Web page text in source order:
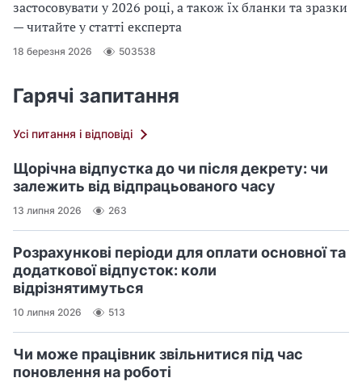
застосовувати у 2026 році, а також їх бланки та зразки
— читайте у статті експерта
18 березня 2026 503538
Гарячі запитання
Усі питання і відповіді
Щорічна відпустка до чи після декрету: чи
залежить від відпрацьованого часу
13 липня 2026 263
Розрахункові періоди для оплати основної та
додаткової відпусток: коли
відрізнятимуться
10 липня 2026 513
Чи може працівник звільнитися під час
поновлення на роботі